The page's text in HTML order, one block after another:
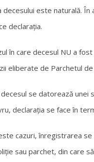
decesului este naturală.
declarația.
în care decesul NU a
eliberate de Parchetul
decesul se datorează unei
declarația se face în
cazuri, înregistrarea
sau parchet, din care